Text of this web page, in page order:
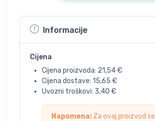
Informacije
Cijena
Cijena proizvoda: 21,54€
Cijena dostave: 15,65 €
Uvozni troškovi: 3,40 €
Napomena: Za ovaj proizvod se